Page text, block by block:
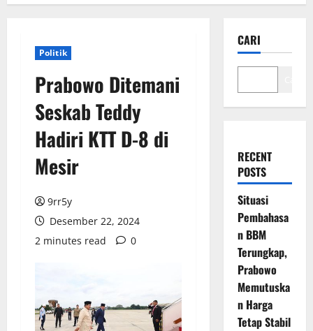
Politik
Prabowo Ditemani
Seskab Teddy
Hadiri KTT D-8 di
Mesir
9rr5y
Desember 22, 2024
2 minutes read
0
CARI
RECENT
POSTS
Situasi
Pembahasa
n BBM
Terungkap,
Prabowo
Memutuska
n Harga
Tetap Stabil